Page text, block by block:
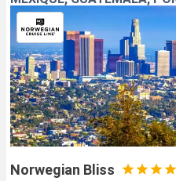
Norwegian Bliss